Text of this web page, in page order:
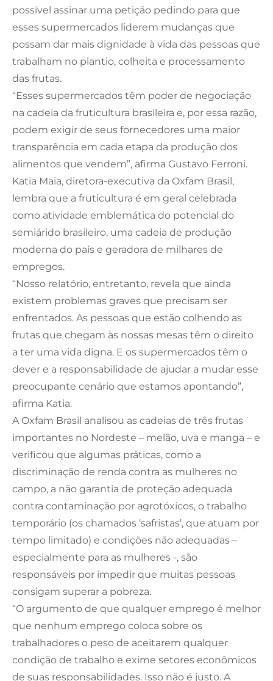
possível assinar uma petição pedindo para que
esses supermercados liderem mudanças que
possam dar mais dignidade à vida das pessoas que
trabalham no plantio, colheita e processamento
das frutas.
“Esses supermercados têm poder de negociação
na cadeia da fruticultura brasileira e, por essa razão,
podem exigir de seus fornecedores uma maior
transparência em cada etapa da produção dos
alimentos que vendem”, afirma Gustavo Ferroni.
Katia Maia, diretora-executiva da Oxfam Brasil,
lembra que a fruticultura é em geral celebrada
como atividade emblemática do potencial do
semiárido brasileiro, uma cadeia de produção
moderna do país e geradora de milhares de
empregos.
“Nosso relatório, entretanto, revela que ainda
existem problemas graves que precisam ser
enfrentados. As pessoas que estão colhendo as
frutas que chegam às nossas mesas têm o direito
a ter uma vida digna. E os supermercados têm o
dever e a responsabilidade de ajudar a mudar esse
preocupante cenário que estamos apontando”,
afirma Katia.
A Oxfam Brasil analisou as cadeias de três frutas
importantes no Nordeste – melão, uva e manga – e
verificou que algumas práticas, como a
discriminação de renda contra as mulheres no
campo, a não garantia de proteção adequada
contra contaminação por agrotóxicos, o trabalho
temporário (os chamados ‘safristas’, que atuam por
tempo limitado) e condições não adequadas –
especialmente para as mulheres -, são
responsáveis por impedir que muitas pessoas
consigam superar a pobreza.
“O argumento de que qualquer emprego é melhor
que nenhum emprego coloca sobre os
trabalhadores o peso de aceitarem qualquer
condição de trabalho e exime setores econômicos
de suas responsabilidades. Isso não é justo. A